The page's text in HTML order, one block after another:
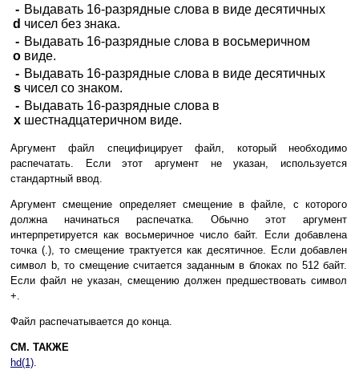
-
d
Выдавать 16-разрядные слова в виде десятичных
чисел без знака.
-
o
Выдавать 16-разрядные слова в восьмеричном
виде.
-
s
Выдавать 16-разрядные слова в виде десятичных
чисел со знаком.
-
x
Выдавать 16-разрядные слова в
шестнадцатеричном виде.
Аргумент файл специфицирует файл, который необходимо
распечатать. Если этот аргумент не указан, используется
стандартный ввод.
Аргумент смещение определяет смещение в файле, с которого
должна начинаться распечатка. Обычно этот аргумент
интерпретируется как восьмеричное число байт. Если добавлена
точка (.), то смещение трактуется как десятичное. Если добавлен
символ b, то смещение считается заданным в блоках по 512 байт.
Если файл не указан, смещению должен предшествовать символ
+.
Файл распечатывается до конца.
СМ. ТАКЖЕ
hd(1).